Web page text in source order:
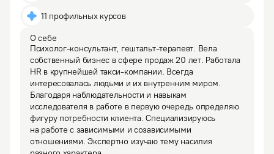
11 профильных курсов
О себе
Психолог-консультант, гештальт-терапевт. Вела
собственный бизнес в сфере продаж 20 лет. Работала
HR в крупнейшей такси-компании. Всегда
интересовалась людьми и их внутренним миром.
Благодаря наблюдательности и навыкам
исследователя в работе в первую очередь определяю
фигуру потребности клиента. Специализируюсь
на работе с зависимыми и созависимыми
отношениями. Экспертно изучаю тему насилия